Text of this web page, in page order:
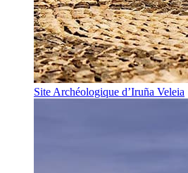
Site Archéologique d’Iruña Veleia